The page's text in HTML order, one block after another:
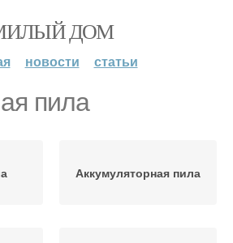
ДОМ
новости статьи
пила
Аккумуляторная пила